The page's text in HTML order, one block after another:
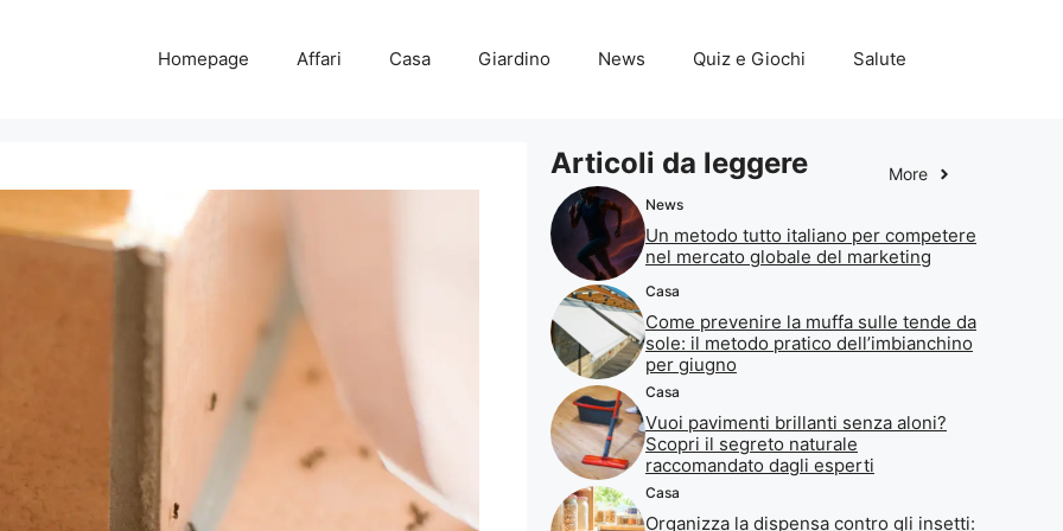
Homepage Affari Casa Giardino News Quiz e Giochi Salute
Articoli da leggere More
News
Un metodo tutto italiano per competere
nel mercato globale del marketing
Casa
Come prevenire la muffa sulle tende da
sole: il metodo pratico dell’imbianchino
per giugno
Casa
Vuoi pavimenti brillanti senza aloni?
Scopri il segreto naturale
raccomandato dagli esperti
Casa
Organizza la dispensa contro gli insetti: